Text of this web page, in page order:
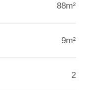
88m²
9m²
2